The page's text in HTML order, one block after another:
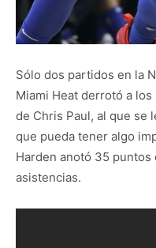
Sólo dos partidos en la
Miami Heat derrotó a
de Chris Paul, al que se
que pueda tener algo
Harden anotó 35
asistencias.